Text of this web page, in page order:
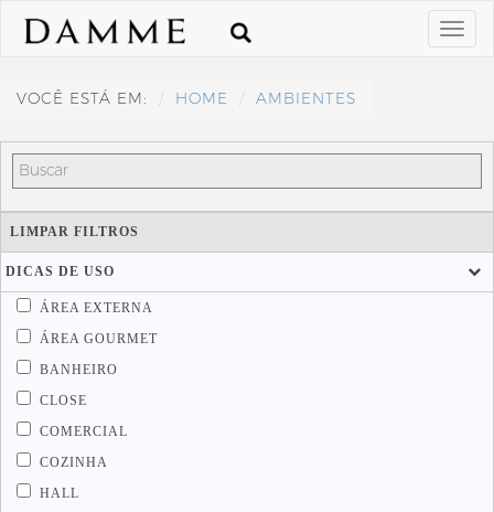
VOCÊ ESTÁ EM: HOME AMBIENTES
LIMPAR FILTROS
DICAS DE USO
ÁREA EXTERNA
ÁREA GOURMET
BANHEIRO
CLOSE
COMERCIAL
COZINHA
HALL